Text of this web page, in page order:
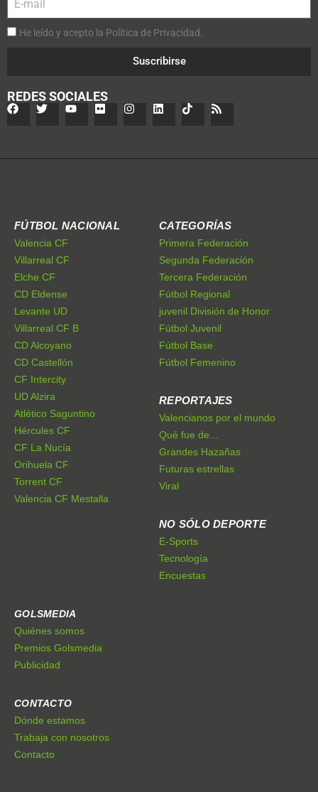
He leído y acepto la Política de Privacidad.
Suscribirse
REDES SOCIALES
FÚTBOL NACIONAL
Valencia CF
Villarreal CF
Elche CF
CD Eldense
Levante UD
Villarreal CF B
CD Alcoyano
CD Castellón
CF Intercity
UD Alzira
Atlético Saguntino
Hércules CF
CF La Nucía
Orihuela CF
Torrent CF
Valencia CF Mestalla
CATEGORÍAS
Primera Federación
Segunda Federación
Tercera Federación
Fútbol Regional
juvenil División de Honor
Fútbol Juvenil
Fútbol Base
Fútbol Femenino
REPORTAJES
Valencianos por el mundo
Qué fue de...
Grandes Hazañas
Futuras estrellas
Viral
NO SÓLO DEPORTE
E-Sports
Tecnología
Encuestas
GOLSMEDIA
Quiénes somos
Premios Golsmedia
Publicidad
CONTACTO
Dónde estamos
Trabaja con nosotros
Contacto